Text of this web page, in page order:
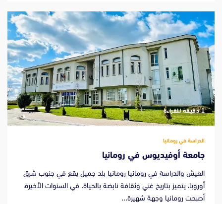
‫1 دقيقة للقراءة
الدراسة في رومانيا
جامعة أوفيديوس في رومانيا
العيش والدراسة في رومانيا رومانيا بلد جميل يقع في جنوب شرق
أوروبا، يتميز بتاريخ غني وثقافة نابضة بالحياة. في السنوات الأخيرة،
أصبحت رومانيا وجهة شهيرة...